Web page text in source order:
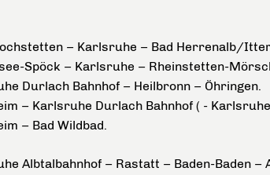
– Karlsruhe – Bad Herrenalb/
Spöck – Karlsruhe – Rheinstetten-
Durlach Bahnhof – Heilbronn – Öhringen.
– Karlsruhe Durlach Bahnhof ( -
– Bad Wildbad.
Albtalbahnhof – Rastatt – Baden-Baden –